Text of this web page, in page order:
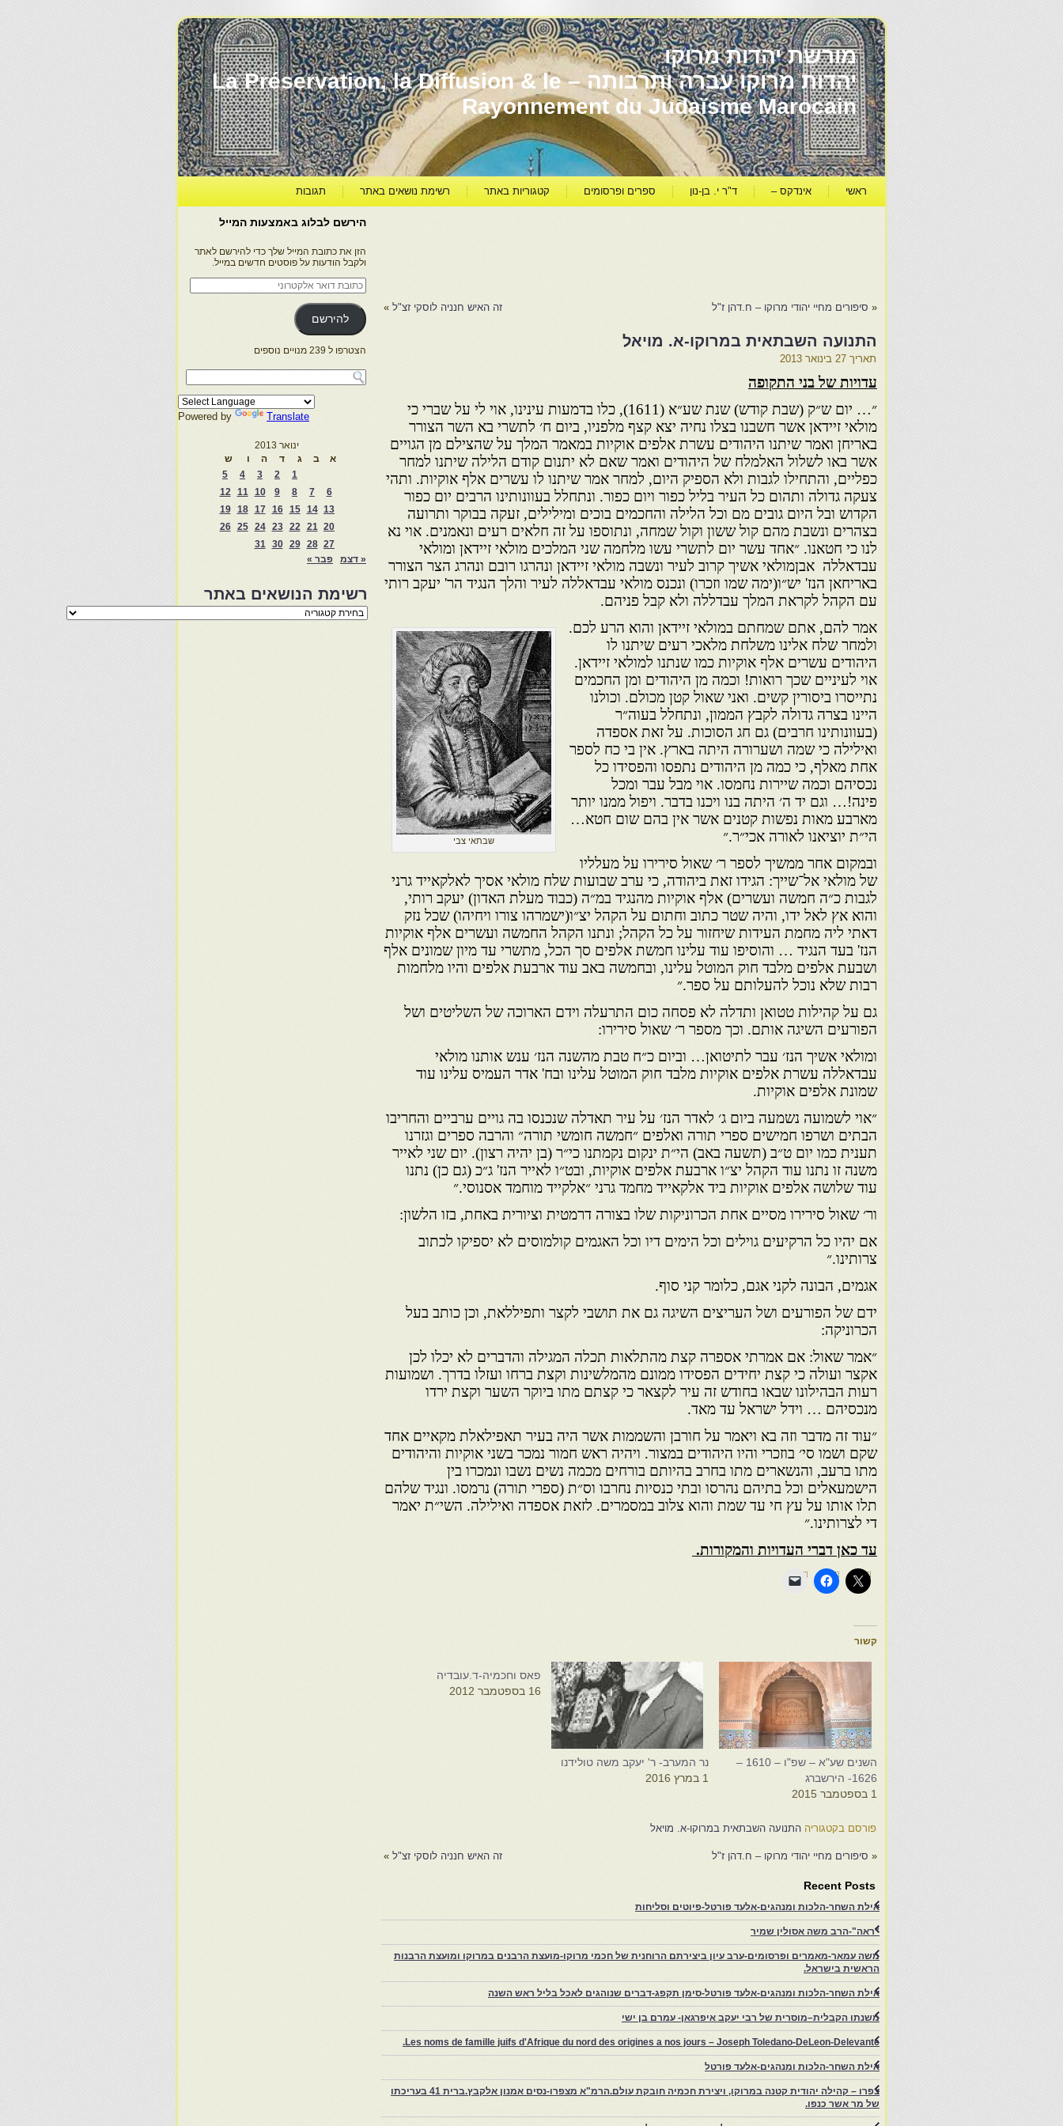
מורשת יהדות מרוקו
יהדות מרוקו עברה ותרבותה – La Préservation, la Diffusion & le
Rayonnement du Judaïsme Marocain
ראשי אינדקס – ד"ר י. בן-נון ספרים ופרסומים קטגוריות באתר רשימת נושאים באתר תגובות
« סיפורים מחיי יהודי מרוקו – ח.דהן ז"ל זה האיש חנניה לוסקי זצ"ל »
התנועה השבתאית במרוקו-א. מויאל
תאריך 27 בינואר 2013
עדויות של בני התקופה
״… יום ש״ק (שבת קודש) שנת שע״א (1611), כלו בדמעות עינינו, אוי לי על שברי כי
מולאי זיידאן אשר חשבנו בצלו נחיה יצא קצף מלפניו, ביום ח׳ לתשרי בא השר הצורר
באריחן ואמר שיתנו היהודים עשרת אלפים אוקיות במאמר המלך על שהצילם מן הגויים
אשר באו לשלול האלמלח של היהודים ואמר שאם לא יתנום קודם הלילה שיתנו למחר
כפליים, והתחילו לגבות ולא הספיק היום, למחר אמר שיתנו לו עשרים אלף אוקיות. ותהי
צעקה גדולה ותהום כל העיר בליל כפור ויום כפור. ונתחלל בעוונותינו הרבים יום כפור
הקדוש ובל היום גובים מם וכל הלילה והחכמים בוכים ומילילים, זעקה בבוקר ותרועה
בצהרים ונשבת מהם קול ששון וקול שמחה, ונתוספו על זה חלאים רעים ונאמנים. אוי נא
לנו כי חטאנו. ״אחד עשר יום לתשרי עשו מלחמה שני המלכים מולאי זיידאן ומולאי
עבדאללה אבןמולאי אשיך קרוב לעיר ונשבה מולאי זיידאן ונהרגו רובם ונהרג הצר הצורר
באריחאן הנז' יש״ו(ימה שמו וזכרו) ונכנס מולאי עבדאללה לעיר והלך הנגיד הר' יעקב רותי
עם הקהל לקראת המלך עבדללה ולא קבל פניהם.
שבתאי צבי
אמר להם, אתם שמחתם במולאי זיידאן והוא הרע לכם.
ולמחר שלח אלינו משלחת מלאכי רעים שיתנו לו
היהודים עשרים אלף אוקיות כמו שנתנו למולאי זיידאן.
אוי לעיניים שכך רואות! וכמה מן היהודים ומן החכמים
נתייסרו ביסורין קשים. ואני שאול קטן מכולם. וכולנו
היינו בצרה גדולה לקבץ הממון, ונתחלל בעוה״ר
(בעוונותינו חרבים) גם חג הסוכות. על זאת אספדה
ואילילה כי שמה ושערורה היתה בארץ. אין בי כח לספר
אחת מאלף, כי כמה מן היהודים נתפסו והפסידו כל
נכסיהם וכמה שיירות נחמסו. אוי מבל עבר ומכל
פינה!… וגם יד ה׳ היתה בנו ויכנו בדבר. ויפול ממנו יותר
מארבע מאות נפשות קטנים אשר אין בהם שום חטא…
הי״ת יוציאנו לאורה אכי״ר.״
ובמקום אחר ממשיך לספר ר׳ שאול סירירו על מעלליו
של מולאי אל־שייך: הגידו זאת ביהודה, כי ערב שבועות שלח מולאי אסיך לאלקאייד גרני
לגבות כ״ה חמשה ועשרים) אלף אוקיות מהנגיד במ״ה (כבוד מעלת האדון) יעקב רותי,
והוא אץ לאל ידו, והיה שטר כתוב וחתום על הקהל יצ״ו(ישמרהו צורו ויחיהו) שכל נזק
דאתי ליה מחמת העידות שיחזור על כל הקהל; ונתנו הקהל החמשה ועשרים אלף אוקיות
הנז' בעד הנגיד … והוסיפו עוד עלינו חמשת אלפים סך הכל, מתשרי עד מיון שמונים אלף
ושבעת אלפים מלבד חוק המוטל עלינו, ובחמשה באב עוד ארבעת אלפים והיו מלחמות
רבות שלא נוכל להעלותם על ספר.״
גם על קהילות טטואן ותדלה לא פסחה כום התרעלה וידם הארוכה של השליטים ושל
הפורעים השיגה אותם. וכך מספר ר׳ שאול סירירו:
ומולאי אשיך הנז׳ עבר לתיטואן… וביום כ״ח טבת מהשנה הנז׳ ענש אותנו מולאי
עבדאללה עשרת אלפים אוקיות מלבד חוק המוטל עלינו ובח' אדר העמיס עלינו עוד
שמונת אלפים אוקיות.
״אוי לשמועה נשמעה ביום ג׳ לאדר הנז׳ על עיר תאדלה שנכנסו בה גויים ערביים והחריבו
הבתים ושרפו חמישים ספרי תורה ואלפים ״חמשה חומשי תורה״ והרבה ספרים וגזרנו
תענית כמו יום ט״ב (תשעה באב) הי״ת ינקום נקמתנו כי״ר (בן יהיה רצון). יום שני לאייר
משנה זו נתנו עוד הקהל יצ״ו ארבעת אלפים אוקיות, ובט״ו לאייר הנז' ג״כ (גם כן) נתנו
עוד שלושה אלפים אוקיות ביד אלקאייד מחמד גרני ״אלקייד מוחמד אסנוסי.״
ור׳ שאול סירירו מסיים אחת הכרוניקות שלו בצורה דרמטית וציורית באחת, בזו הלשון:
אם יהיו כל הרקיעים גוילים וכל הימים דיו וכל האגמים קולמוסים לא יספיקו לכתוב
צרותינו.״
אגמים, הבונה לקני אגם, כלומר קני סוף.
ידם של הפורעים ושל העריצים השיגה גם את תושבי לקצר ותפיללאת, וכן כותב בעל
הכרוניקה:
״אמר שאול: אם אמרתי אספרה קצת מהתלאות תכלה המגילה והדברים לא יכלו לכן
אקצר ועולה כי קצת יחידים הפסידו ממונם מהמלשינות וקצת ברחו ועזלו בדרך. ושמועות
רעות הבהילונו שבאו בחודש זה עיר לקצאר כי קצתם מתו ביוקר השער וקצת ירדו
מנכסיהם … וידל ישראל עד מאד.
״עוד זה מדבר וזה בא ויאמר על חורבן והשממות אשר היה בעיר תאפילאלת מקאיים אחד
שקם ושמו סי׳ בוזכרי והיו היהודים במצור. ויהיה ראש חמור נמכר בשני אוקיות והיהודים
מתו ברעב, והנשארים מתו בחרב בהיותם בורחים מכמה נשים נשבו ונמכרו בין
הישמעאלים וכל בתיהם נהרסו ובתי כנסיות נחרבו וס״ת (ספרי תורה) נרמסו. ונגיד שלהם
תלו אותו על עץ חי עד שמת והוא צלוב במסמרים. לזאת אספדה ואילילה. השי״ת יאמר
די לצרותינו.״
עד כאן דברי העדויות והמקורות.
קשור
השנים שע"א – שפ"ו – 1610 –
1626- הירשברג
1 בספטמבר 2015
נר המערב- ר' יעקב משה טולידנו
1 במרץ 2016
פאס וחכמיה-ד.עובדיה
16 בספטמבר 2012
פורסם בקטגוריה התנועה השבתאית במרוקו-א. מויאל
« סיפורים מחיי יהודי מרוקו – ח.דהן ז"ל זה האיש חנניה לוסקי זצ"ל »
Recent Posts
אילת השחר-הלכות ומנהגים-אלעד פורטל-פיוטים וסליחות
"ראה"-הרב משה אסולין שמיר
משה עמאר-מאמרים ופרסומים-ערב עיון ביצירתם הרוחנית של חכמי מרוקו-מועצת הרבנים במרוקו ומועצת הרבנות
הראשית בישראל.
אילת השחר-הלכות ומנהגים-אלעד פורטל-סימן תקפג-דברים שנוהגים לאכל בליל ראש השנה
משנתו הקבלית–מוסרית של רבי יעקב איפרגאן- עמרם בן ישי
Les noms de famille juifs d'Afrique du nord des origines a nos jours – Joseph Toledano-DeLeon-Delevante.
אילת השחר-הלכות ומנהגים-אלעד פורטל
צפרו – קהילה יהודית קטנה במרוקו, ויצירת חכמיה חובקת עולם.הרמ"א מצפרו-נסים אמנון אלקבץ.ברית 41 בעריכתו
של מר אשר כנפו.
הירשם לבלוג באמצעות המייל
הזן את כתובת המייל שלך כדי להירשם לאתר
ולקבל הודעות על פוסטים חדשים במייל.
כתובת
דואר
אלקטרוני
להירשם
הצטרפו ל 239 מנויים נוספים
Powered by Translate
ינואר 2013
א
ב ג ד ה ו
ש
1
2
3
4
5
6
7
8
9
10
11
12
13
14
15
16
17
18
19
20
21
22
23
24
25
26
27
28
29
30
31
« דצמ
פבר »
רשימת הנושאים באתר
רשימת
הנושאים